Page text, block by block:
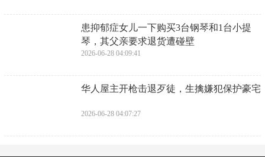
​深夜重磅！21亿收购案，华为：我不同意！
​清代殿试阅卷、排名及传胪流程，礼部奏请
皇上 ，以光绪十八年为例